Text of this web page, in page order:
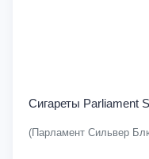
Сигареты Parliament
(Парламент Сильвер